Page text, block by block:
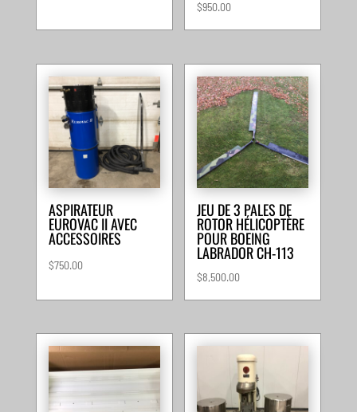
$950.00
ASPIRATEUR
EUROVAC II AVEC
ACCESSOIRES
$750.00
JEU DE 3 PALES DE
ROTOR HÉLICOPTÈRE
POUR BOEING
LABRADOR CH-113
$8,500.00